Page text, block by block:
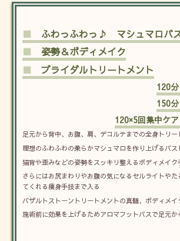
■ ふわっふわっ♪ マシュマロバ
■
姿勢＆ボディメイク
■ ブライダルトリートメント
120
150
120×5回集中ケ
足元から背中、お腹、肩、デコルテまでの全身トリー
理想のふわふわの柔らかマシュマロを作り上げるバス
猫背や歪みなどの姿勢をスッキリ整えるボディメイク
さらにはお尻まわりやお腹の気になるセルライトや
てくれる痩身手技まで入る
バザルトストーントリートメントの真髄、ボディメイ
施術前に効果を上げるためアロマフットバスで足元か